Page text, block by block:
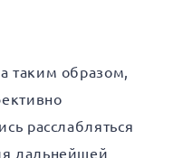
таким образом,
расслабляться
дальнейшей